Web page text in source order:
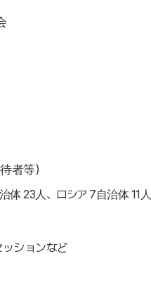
者等）
体 23人、ロシア 7自治体 11人
ションなど